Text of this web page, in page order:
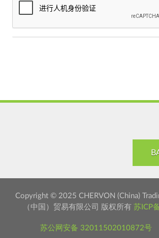
Copyright © 2025 CHERVON (China)
（中国）贸易有限公司 版权所有 苏ICP
苏公网安备 32011502010872号